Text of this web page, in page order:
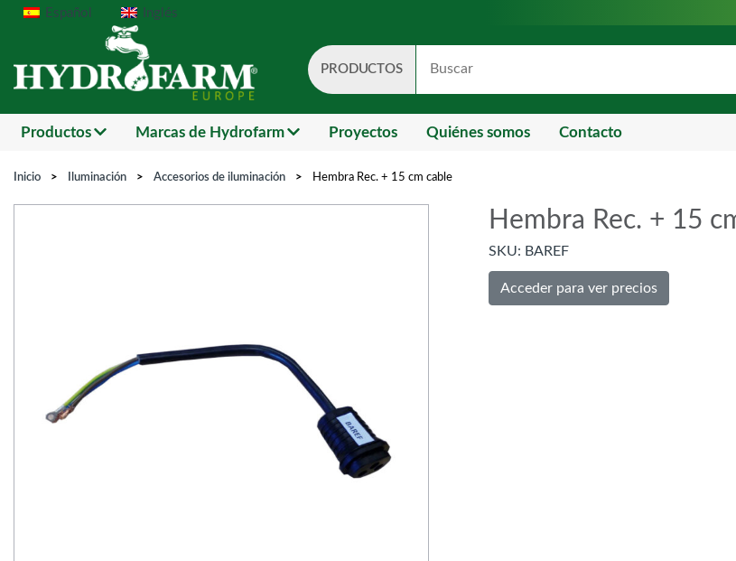
Español Inglés
Search
PRODUCTOS
Productos Marcas de Hydrofarm Proyectos Quiénes somos Contacto
Inicio > Iluminación > Accesorios de iluminación > Hembra Rec. + 15 cm cable
Hembra Rec. + 15
SKU: BAREF
Acceder para ver precios